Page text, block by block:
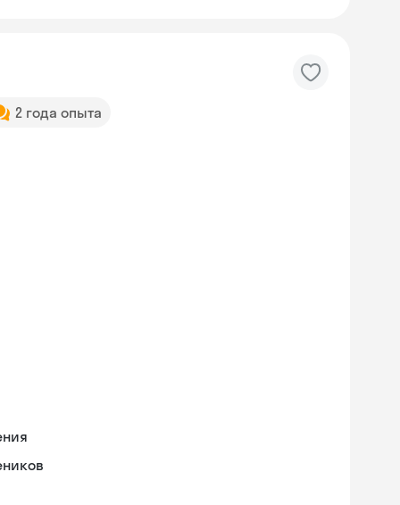
2 года опыта